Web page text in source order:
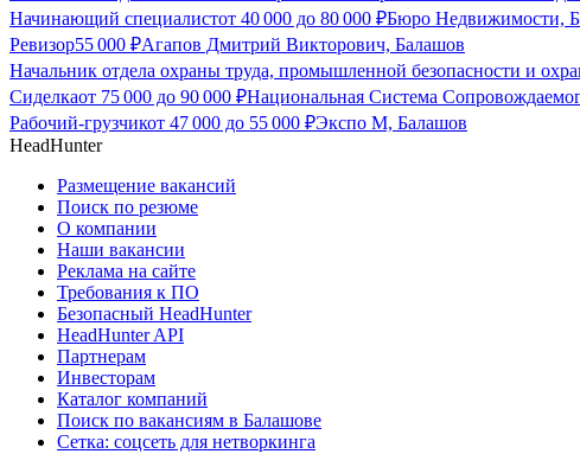
Начинающий специалистот 40 000 до 80 000 ₽Бюро Недвижимости,
Ревизор55 000 ₽Агапов Дмитрий Викторович, Балашов
Начальник отдела охраны труда, промышленной безопасности и
Сиделкаот 75 000 до 90 000 ₽Национальная Система
Рабочий-грузчикот 47 000 до 55 000 ₽Экспо М, Балашов
HeadHunter
Размещение вакансий
Поиск по резюме
О компании
Наши вакансии
Реклама на сайте
Требования к ПО
Безопасный HeadHunter
HeadHunter API
Партнерам
Инвесторам
Каталог компаний
Поиск по вакансиям в Балашове
Сетка: соцсеть для нетворкинга